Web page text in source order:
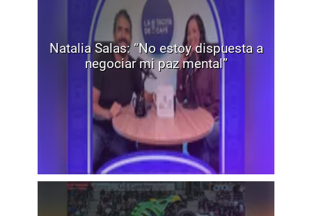
Natalia Salas: “No estoy dispuesta a
negociar mi paz mental”